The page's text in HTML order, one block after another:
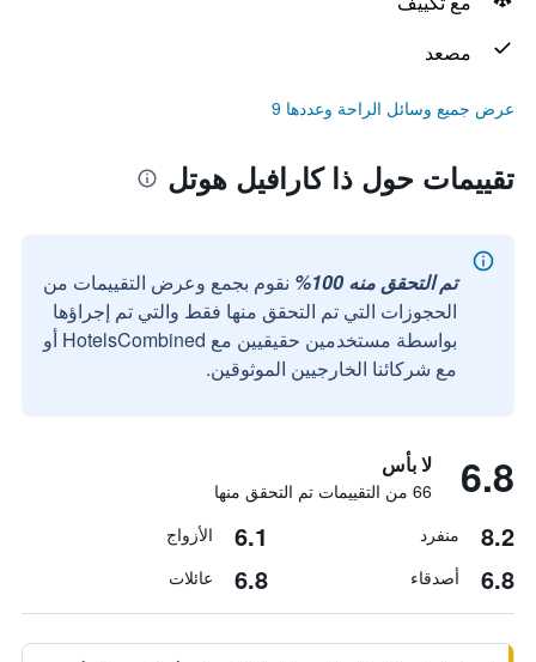
مصعد
عرض جميع وسائل الراحة وعددها 9
تقييمات حول ذا كارافيل هوتل
تم التحقق منه 100%
نقوم بجمع وعرض التقييمات من
الحجوزات التي تم التحقق منها فقط والتي تم إجراؤها
بواسطة مستخدمين حقيقيين مع HotelsCombined أو
مع شركائنا الخارجيين الموثوقين.
6.8 لا بأس
66 من التقييمات تم التحقق منها
8.2 منفرد 6.1 الأزواج
6.8 أصدقاء 6.8 عائلات